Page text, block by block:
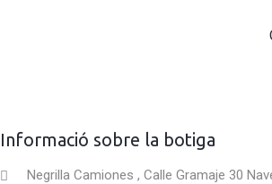
Informació sobre la botiga
Negrilla Camiones , Calle Gramaje 30